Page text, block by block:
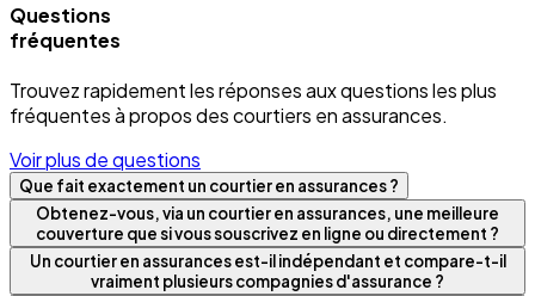
Questions
fréquentes
Trouvez rapidement les réponses aux questions les plus
fréquentes à propos des courtiers en assurances.
Voir plus de questions
Que fait exactement un courtier en assurances ?
Obtenez-vous, via un courtier en assurances, une meilleure
couverture que si vous souscrivez en ligne ou directement ?
Un courtier en assurances est-il indépendant et compare-t-il
vraiment plusieurs compagnies d'assurance ?